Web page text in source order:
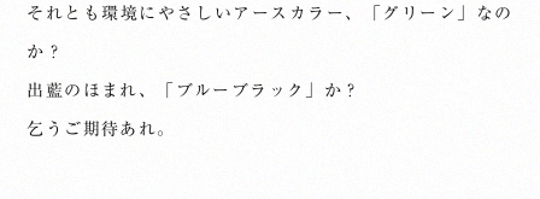
それとも環境にやさしいアースカラー、「グリーン」なの
か？
出藍のほまれ、「ブルーブラック」か？
乞うご期待あれ。